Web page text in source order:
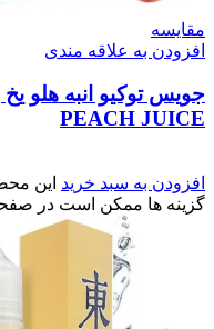
مقایسه
افزودن به علاقه مندی
PEACH JUICE
افزودن به سبد خرید این
گزینه ها ممکن است در